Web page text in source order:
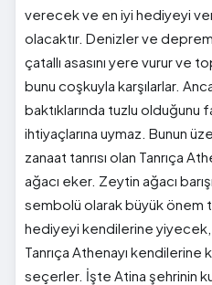
verecek ve en iyi hediyeyi
olacaktır. Denizler ve
çatallı asasını yere vurur ve
bunu coşkuyla karşılarlar.
baktıklarında tuzlu olduğunu
ihtiyaçlarına uymaz. Bunun
zanaat tanrısı olan Tanrıça
ağacı eker. Zeytin ağacı
sembolü olarak büyük önem
hediyeyi kendilerine yiyecek,
Tanrıça Athenayı kendilerine
seçerler. İşte Atina şehrinin